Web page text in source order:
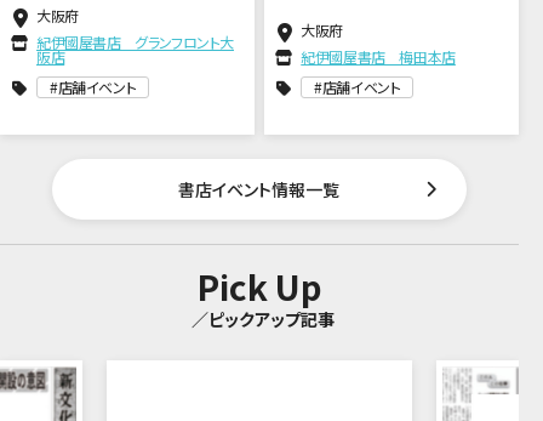
大阪府
紀伊國屋書店 グランフロント大
阪店
店舗イベント
大阪府
紀伊國屋書店 梅田本店
店舗イベント
書店イベント情報一覧
Pick Up
／ピックアップ記事